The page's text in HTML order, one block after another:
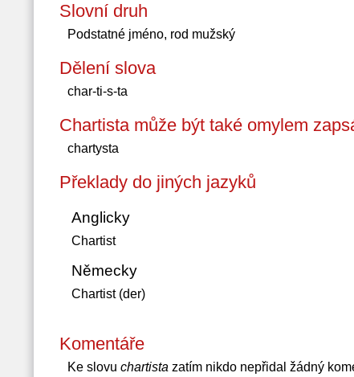
Slovní druh
Podstatné jméno, rod mužský
Dělení slova
char-ti-s-ta
Chartista může být také omylem
chartysta
Překlady do jiných jazyků
Anglicky
Chartist
Německy
Chartist (der)
Komentáře
Ke slovu chartista zatím nikdo nepřidal žádný